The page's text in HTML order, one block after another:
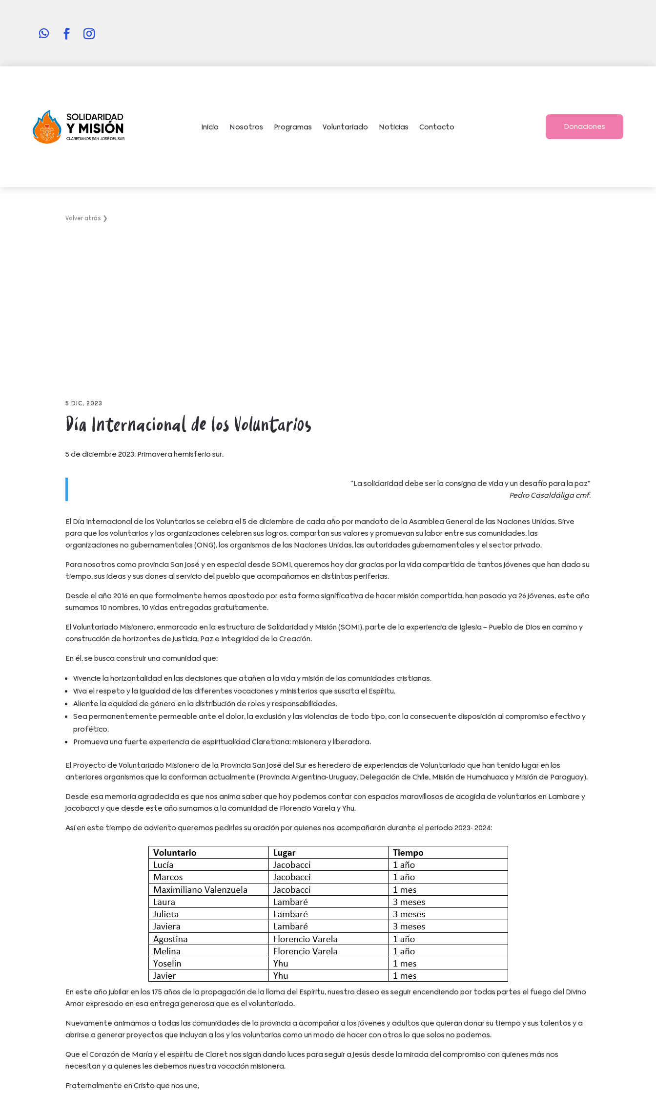
Inicio Nosotros Programas Voluntariado Noticias Contacto Donaciones
Volver atrás ❯
5 DIC, 2023
Día Internacional de los Voluntarios
5 de diciembre 2023. Primavera hemisferio sur.
“La solidaridad debe ser la consigna de vida y un desafío para la paz”
Pedro Casaldáliga cmf.
El Día Internacional de los Voluntarios se celebra el 5 de diciembre de cada año por mandato de la Asamblea General de las Naciones Unidas. Sirve
para que los voluntarios y las organizaciones celebren sus logros, compartan sus valores y promuevan su labor entre sus comunidades, las
organizaciones no gubernamentales (ONG), los organismos de las Naciones Unidas, las autoridades gubernamentales y el sector privado.
Para nosotros como provincia San José y en especial desde SOMI, queremos hoy dar gracias por la vida compartida de tantos jóvenes que han dado su
tiempo, sus ideas y sus dones al servicio del pueblo que acompañamos en distintas periferias.
Desde el año 2016 en que formalmente hemos apostado por esta forma significativa de hacer misión compartida, han pasado ya 26 jóvenes, este año
sumamos 10 nombres, 10 vidas entregadas gratuitamente.
El Voluntariado Misionero, enmarcado en la estructura de Solidaridad y Misión (SOMI), parte de la experiencia de Iglesia – Pueblo de Dios en camino y
construcción de horizontes de Justicia, Paz e Integridad de la Creación.
En él, se busca construir una comunidad que:
Vivencie la horizontalidad en las decisiones que atañen a la vida y misión de las comunidades cristianas.
Viva el respeto y la igualdad de las diferentes vocaciones y ministerios que suscita el Espíritu.
Aliente la equidad de género en la distribución de roles y responsabilidades.
Sea permanentemente permeable ante el dolor, la exclusión y las violencias de todo tipo, con la consecuente disposición al compromiso efectivo y
profético.
Promueva una fuerte experiencia de espiritualidad Claretiana: misionera y liberadora.
El Proyecto de Voluntariado Misionero de la Provincia San José del Sur es heredero de experiencias de Voluntariado que han tenido lugar en los
anteriores organismos que la conforman actualmente (Provincia Argentina-Uruguay, Delegación de Chile, Misión de Humahuaca y Misión de Paraguay).
Desde esa memoria agradecida es que nos anima saber que hoy podemos contar con espacios maravillosos de acogida de voluntarios en Lambare y
Jacobacci y que desde este año sumamos a la comunidad de Florencio Varela y Yhu.
Así en este tiempo de adviento queremos pedirles su oración por quienes nos acompañarán durante el periodo 2023- 2024:
En este año jubilar en los 175 años de la propagación de la llama del Espíritu, nuestro deseo es seguir encendiendo por todas partes el fuego del Divino
Amor expresado en esa entrega generosa que es el voluntariado.
Nuevamente animamos a todas las comunidades de la provincia a acompañar a los jóvenes y adultos que quieran donar su tiempo y sus talentos y a
abrirse a generar proyectos que incluyan a los y las voluntarias como un modo de hacer con otros lo que solos no podemos.
Que el Corazón de María y el espíritu de Claret nos sigan dando luces para seguir a Jesús desde la mirada del compromiso con quienes más nos
necesitan y a quienes les debemos nuestra vocación misionera.
Fraternalmente en Cristo que nos une,